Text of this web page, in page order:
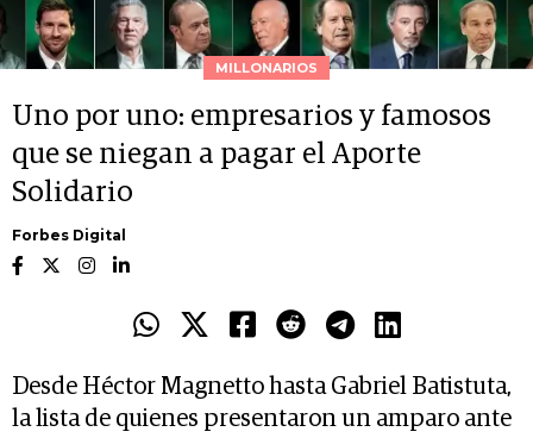
MILLONARIOS
Uno por uno: empresarios y famosos
que se niegan a pagar el Aporte
Solidario
Forbes Digital
Desde Héctor Magnetto hasta Gabriel Batistuta,
la lista de quienes presentaron un amparo ante